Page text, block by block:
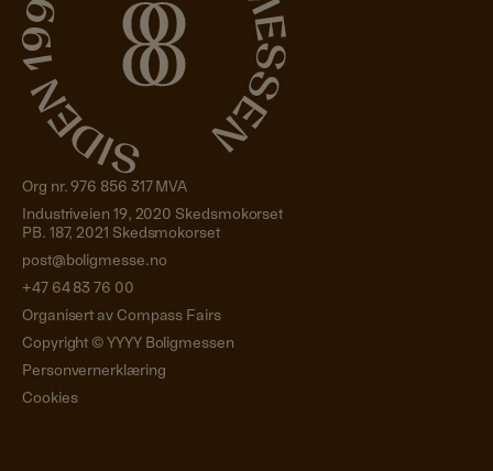
Org nr. 976 856 317 MVA
Industriveien 19, 2020 Skedsmokorset
PB. 187, 2021 Skedsmokorset
post@boligmesse.no
+47 64 83 76 00
Organisert av Compass Fairs
Copyright © YYYY Boligmessen
Personvernerklæring
Cookies